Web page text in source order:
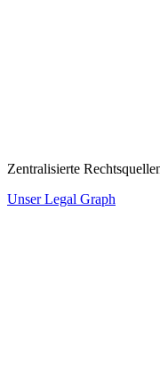
Zentralisierte
Unser Legal Graph